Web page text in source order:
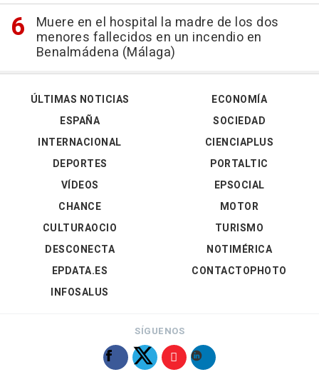
Muere en el hospital la madre de los dos
menores fallecidos en un incendio en
Benalmádena (Málaga)
ÚLTIMAS NOTICIAS
ESPAÑA
INTERNACIONAL
DEPORTES
VÍDEOS
ECONOMÍA
SOCIEDAD
CIENCIAPLUS
PORTALTIC
EPSOCIAL
CHANCE
CULTURAOCIO
DESCONECTA
EPDATA.ES
INFOSALUS
MOTOR
TURISMO
NOTIMÉRICA
CONTACTOPHOTO
SÍGUENOS